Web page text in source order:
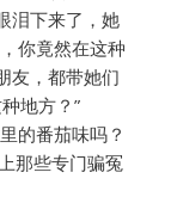
泪下来了，她
你竟然在这种
友，都带她们
地方？”
的番茄味吗？
那些专门骗冤